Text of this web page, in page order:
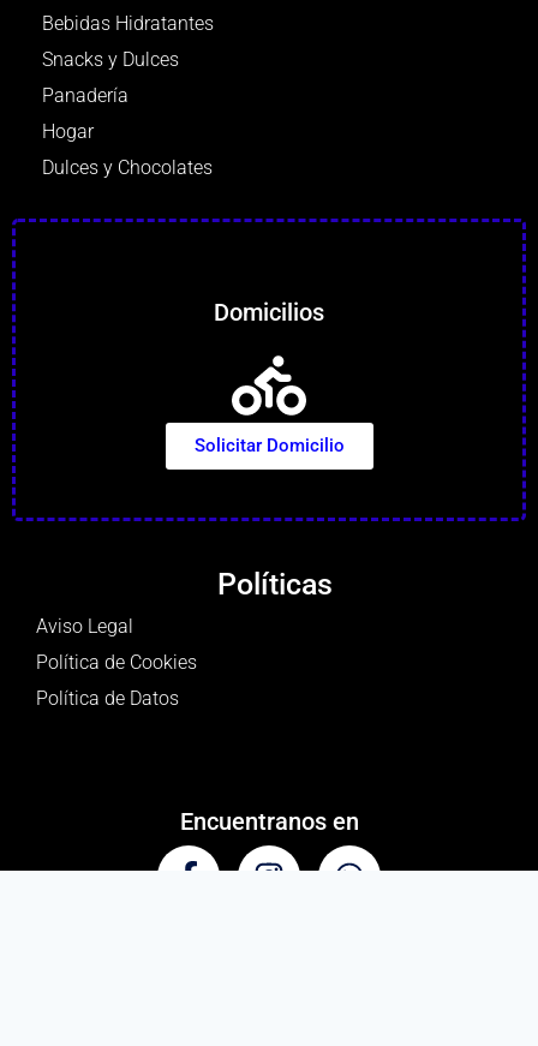
Bebidas Hidratantes
Snacks y Dulces
Panadería
Hogar
Dulces y Chocolates
Domicilios
Solicitar Domicilio
Políticas
Aviso Legal
Política de Cookies
Política de Datos
Encuentranos en